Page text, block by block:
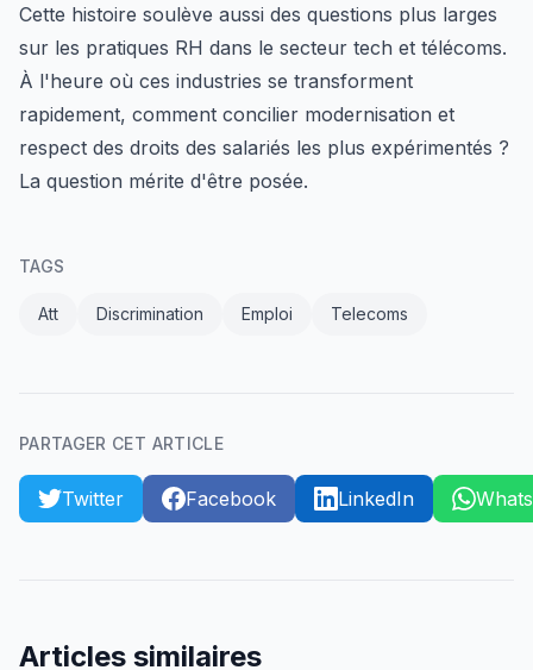
Cette histoire soulève aussi des questions plus larges
sur les pratiques RH dans le secteur tech et télécoms.
À l'heure où ces industries se transforment
rapidement, comment concilier modernisation et
respect des droits des salariés les plus expérimentés ?
La question mérite d'être posée.
TAGS
Att Discrimination Emploi Telecoms
PARTAGER CET ARTICLE
Twitter Facebook LinkedIn
Articles similaires